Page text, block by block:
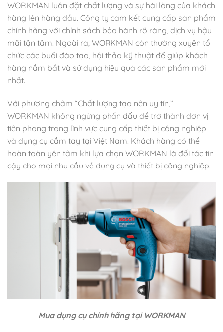
WORKMAN luôn đặt chất lượng và sự hài lòng của khách
hàng lên hàng đầu. Công ty cam kết cung cấp sản phẩm
chính hãng với chính sách bảo hành rõ ràng, dịch vụ hậu
mãi tận tâm. Ngoài ra, WORKMAN còn thường xuyên tổ
chức các buổi đào tạo, hội thảo kỹ thuật để giúp khách
hàng nắm bắt và sử dụng hiệu quả các sản phẩm mới
nhất.
Với phương châm “Chất lượng tạo nên uy tín,”
WORKMAN không ngừng phấn đấu để trở thành đơn vị
tiên phong trong lĩnh vực cung cấp thiết bị công nghiệp
và dụng cụ cầm tay tại Việt Nam. Khách hàng có thể
hoàn toàn yên tâm khi lựa chọn WORKMAN là đối tác tin
cậy cho mọi nhu cầu về dụng cụ và thiết bị công nghiệp.
Mua dụng cụ chính hãng tại WORKMAN